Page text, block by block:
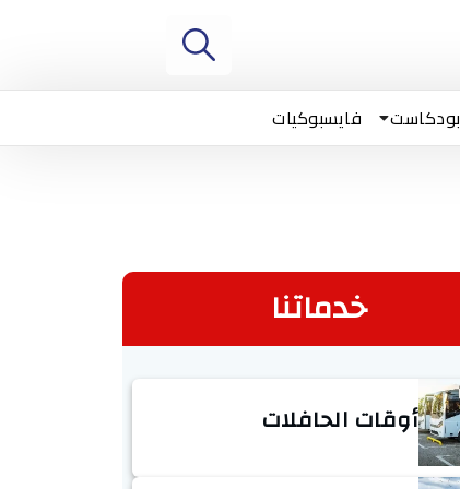
بودكاست فايسبوكيات
خدماتنا
أوقات الحافلات